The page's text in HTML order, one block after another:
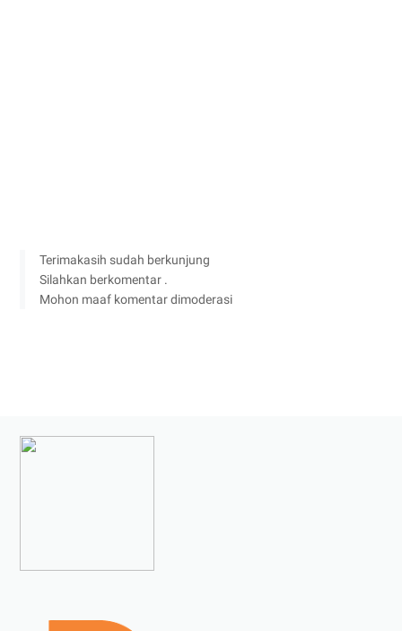
Terimakasih sudah berkunjung
Silahkan berkomentar .
Mohon maaf komentar dimoderasi